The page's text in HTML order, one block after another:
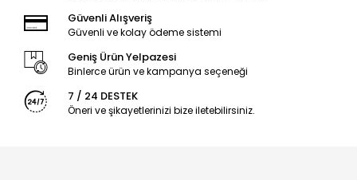
Güvenli Alışveriş
Güvenli ve kolay ödeme sistemi
Geniş Ürün Yelpazesi
Binlerce ürün ve kampanya seçeneği
7 / 24 DESTEK
Öneri ve şikayetlerinizi bize iletebilirsiniz.